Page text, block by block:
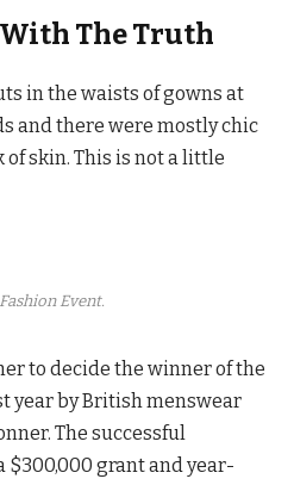
With The Truth
in the waists of gowns at
and there were mostly chic
skin. This is not a little
Event.
to decide the winner of the
year by British menswear
The successful
grant and year-